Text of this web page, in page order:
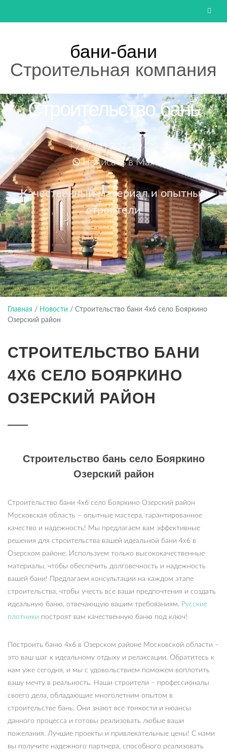
бани-бани
Строительная компания
Строительство бань
+7 (921) 707-19-79
Написать в Max
Качественный материал и опытные
строители
Главная / Новости / Строительство бани 4х6 село Бояркино
Озерский район
СТРОИТЕЛЬСТВО БАНИ
4Х6 СЕЛО БОЯРКИНО
ОЗЕРСКИЙ РАЙОН
Строительство бань село Бояркино
Озерский район
Строительство бани 4х6 село Бояркино Озерский район
Московская область – опытные мастера, гарантированное
качество и надежность! Мы предлагаем вам эффективные
решения для строительства вашей идеальной бани 4х6 в
Озерском районе. Используем только высококачественные
материалы, чтобы обеспечить долговечность и надежность
вашей бани! Предлагаем консультации на каждом этапе
строительства, чтобы учесть все ваши предпочтения и создать
идеальную баню, отвечающую вашим требованиям. Русские
плотники построят вам качественную баню под ключ!
Построить баню 4х6 в Озерском районе Московской области –
это ваш шаг к идеальному отдыху и релаксации. Обратитесь к
нам уже сегодня, и мы с удовольствием поможем воплотить
вашу мечту в реальность. Наши строители – профессионалы
своего дела, обладающие многолетним опытом в
строительстве бань. Они знают все тонкости и нюансы
данного процесса и готовы реализовать любые ваши
пожелания. Лучшие проекты и привлекательные цены! С нами
вы получите надежного партнера, способного реализовать